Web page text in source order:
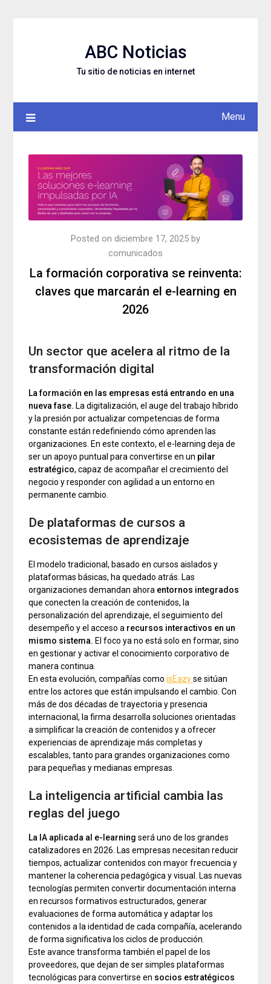
ABC Noticias
Tu sitio de noticias en internet
Menu
La formación corporativa se reinventa:
claves que marcarán el e-learning en
2026
Posted on diciembre 17, 2025 by
comunicados
Un sector que acelera al ritmo de la
transformación digital
La formación en las empresas está entrando en una
nueva fase. La digitalización, el auge del trabajo híbrido
y la presión por actualizar competencias de forma
constante están redefiniendo cómo aprenden las
organizaciones. En este contexto, el e-learning deja de
ser un apoyo puntual para convertirse en un pilar
estratégico, capaz de acompañar el crecimiento del
negocio y responder con agilidad a un entorno en
permanente cambio.
De plataformas de cursos a
ecosistemas de aprendizaje
El modelo tradicional, basado en cursos aislados y
plataformas básicas, ha quedado atrás. Las
organizaciones demandan ahora entornos integrados
que conecten la creación de contenidos, la
personalización del aprendizaje, el seguimiento del
desempeño y el acceso a recursos interactivos en un
mismo sistema. El foco ya no está solo en formar, sino
en gestionar y activar el conocimiento corporativo de
manera continua.
En esta evolución, compañías comoisEazyse sitúan
entre los actores que están impulsando el cambio. Con
más de dos décadas de trayectoria y presencia
internacional, la firma desarrolla soluciones orientadas
a simplificar la creación de contenidos y a ofrecer
experiencias de aprendizaje más completas y
escalables, tanto para grandes organizaciones como
para pequeñas y medianas empresas.
La inteligencia artificial cambia las
reglas del juego
La IA aplicada al e-learningserá uno de los grandes
catalizadores en 2026. Las empresas necesitan reducir
tiempos, actualizar contenidos con mayor frecuencia y
mantener la coherencia pedagógica y visual. Las nuevas
tecnologías permiten convertir documentación interna
en recursos formativos estructurados, generar
evaluaciones de forma automática y adaptar los
contenidos a la identidad de cada compañía, acelerando
de forma significativa los ciclos de producción.
Este avance transforma también el papel de los
proveedores, que dejan de ser simples plataformas
tecnológicas para convertirse en socios estratégicos